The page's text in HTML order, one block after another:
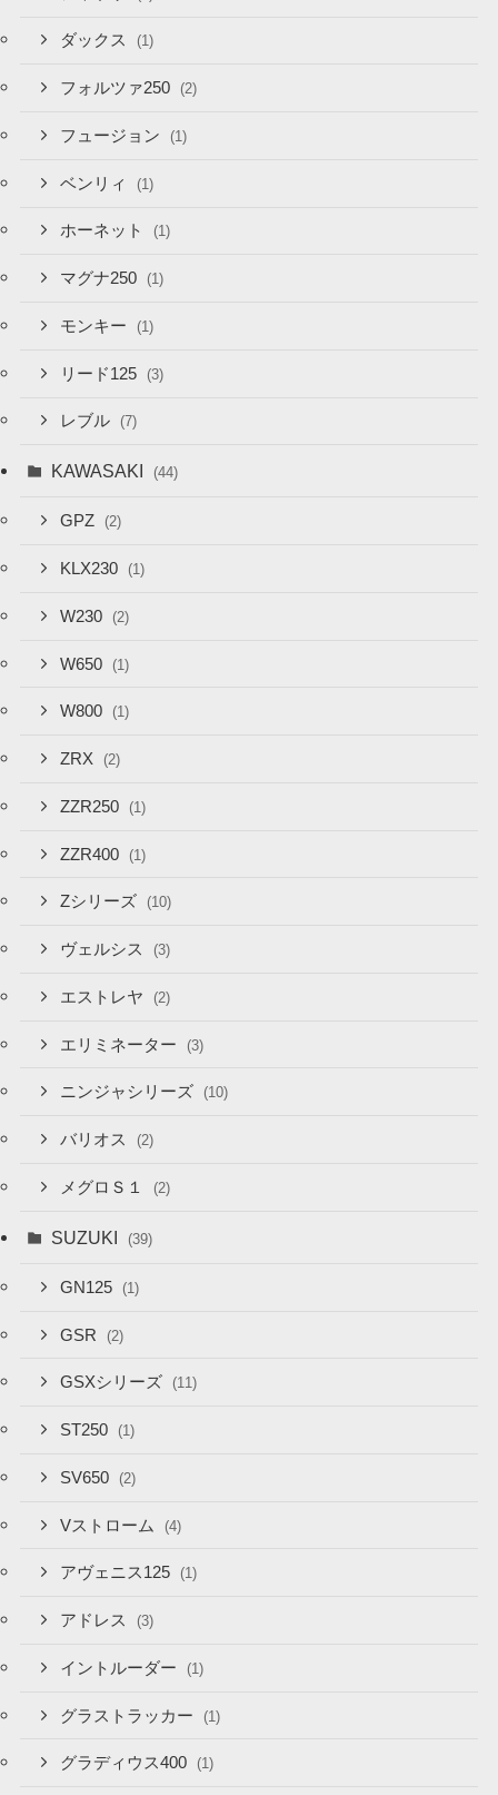
ダックス (1)
フォルツァ250 (2)
フュージョン (1)
ベンリィ (1)
ホーネット (1)
マグナ250 (1)
モンキー (1)
リード125 (3)
レブル (7)
KAWASAKI (44)
GPZ (2)
KLX230 (1)
W230 (2)
W650 (1)
W800 (1)
ZRX (2)
ZZR250 (1)
ZZR400 (1)
Zシリーズ (10)
ヴェルシス (3)
エストレヤ (2)
エリミネーター (3)
ニンジャシリーズ (10)
バリオス (2)
メグロＳ１ (2)
SUZUKI (39)
GN125 (1)
GSR (2)
GSXシリーズ (11)
ST250 (1)
SV650 (2)
Vストローム (4)
アヴェニス125 (1)
アドレス (3)
イントルーダー (1)
グラストラッカー (1)
グラディウス400 (1)